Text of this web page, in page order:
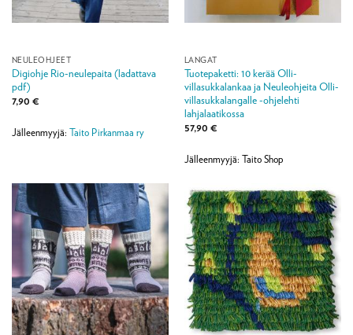
NEULEOHJEET
Digiohje Rio-neulepaita (ladattava
pdf)
7,90 €
Jälleenmyyjä: Taito Pirkanmaa ry
LANGAT
Tuotepaketti: 10 kerää Olli-
villasukkalankaa ja Neuleohjeita Olli-
villasukkalangalle -ohjelehti
lahjalaatikossa
57,90 €
Jälleenmyyjä: Taito Shop